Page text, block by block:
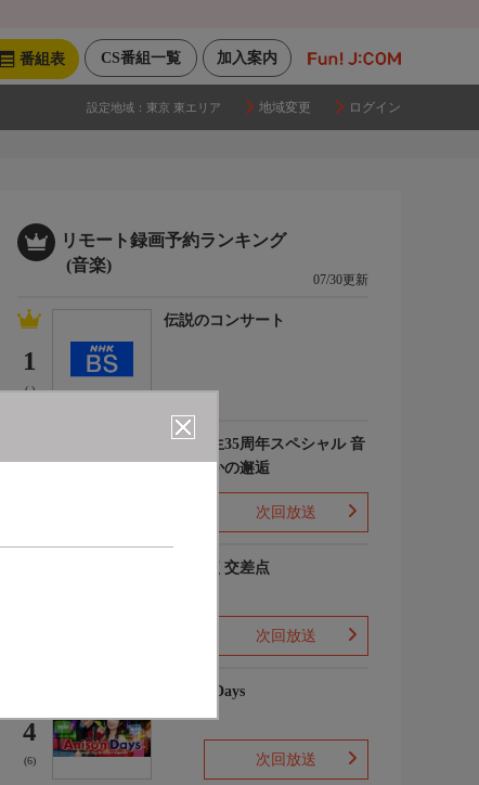
加入案内
CS番組一覧
番組表
設定地域： 東京 東エリア 地域変更 ログイン
リモート録画予約ランキング
(音楽)
07/30更新
1
(-)
伝説のコンサート
角松敏生35周年スペシャル 音
楽のなかの邂逅
次回放送
おんがく交差点
次回放送
4
(6)
Anison Days
次回放送